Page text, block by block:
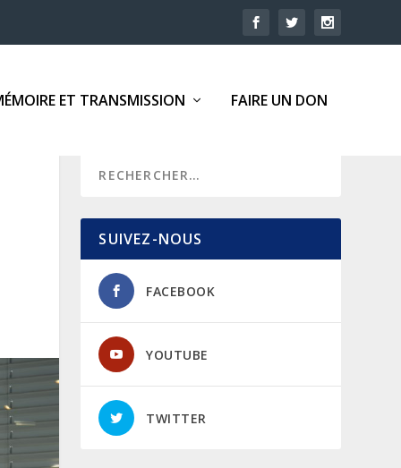
ET TRANSMISSION FAIRE UN DON
SUIVEZ-NOUS
FACEBOOK
YOUTUBE
TWITTER